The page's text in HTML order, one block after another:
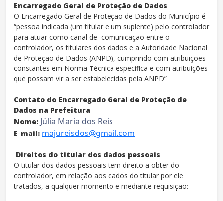
Encarregado Geral de Proteção de Dados
O Encarregado Geral de Proteção de Dados do Município é
“pessoa indicada (um titular e um suplente) pelo controlador
para atuar como canal de comunicação entre o
controlador, os titulares dos dados e a Autoridade Nacional
de Proteção de Dados (ANPD), cumprindo com atribuições
constantes em Norma Técnica específica e com atribuições
que possam vir a ser estabelecidas pela ANPD”
Contato do Encarregado Geral de Proteção de
Dados na Prefeitura
Nome: Júlia Maria dos Reis
E-mail: majureisdos@gmail.com
Direitos do titular dos dados pessoais
O titular dos dados pessoais tem direito a obter do
controlador, em relação aos dados do titular por ele
tratados, a qualquer momento e mediante requisição: